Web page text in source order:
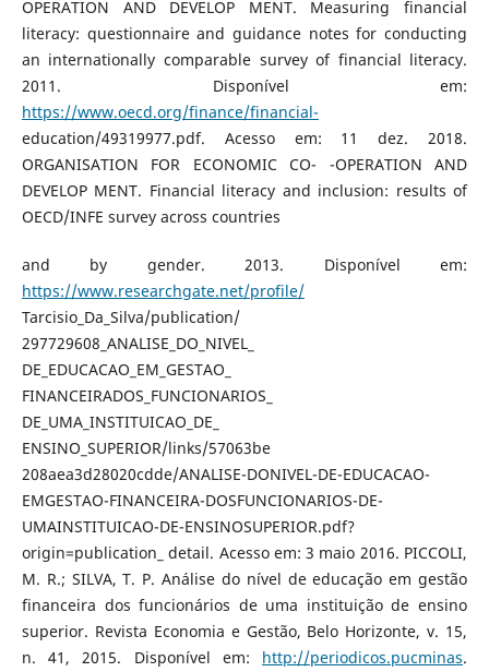
OPERATION AND DEVELOP MENT. Measuring financial
literacy: questionnaire and guidance notes for conducting
an internationally comparable survey of financial literacy.
2011. Disponível em:
https://www.oecd.org/finance/financial-
education/49319977.pdf. Acesso em: 11 dez. 2018.
ORGANISATION FOR ECONOMIC CO- -OPERATION AND
DEVELOP MENT. Financial literacy and inclusion: results of
OECD/INFE survey across countries
and by gender. 2013. Disponível em:
https://www.researchgate.net/profile/
Tarcisio_Da_Silva/publication/
297729608_ANALISE_DO_NIVEL_
DE_EDUCACAO_EM_GESTAO_
FINANCEIRADOS_FUNCIONARIOS_
DE_UMA_INSTITUICAO_DE_
ENSINO_SUPERIOR/links/57063be
208aea3d28020cdde/ANALISE-DONIVEL-DE-EDUCACAO-
EMGESTAO-FINANCEIRA-DOSFUNCIONARIOS-DE-
UMAINSTITUICAO-DE-ENSINOSUPERIOR.pdf?
origin=publication_ detail. Acesso em: 3 maio 2016. PICCOLI,
M. R.; SILVA, T. P. Análise do nível de educação em gestão
financeira dos funcionários de uma instituição de ensino
superior. Revista Economia e Gestão, Belo Horizonte, v. 15,
n. 41, 2015. Disponível em: http://periodicos.pucminas.